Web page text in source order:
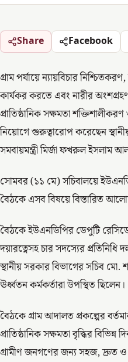
Share Facebook
গ্রাম পর্যায়ে ন্যায়বিচার
কার্যকর করতে এবং নারীর
প্রাতিষ্ঠানিক সক্ষমতা
নিয়োগে গুরুত্বারোপ করেছেন
সমবায়মন্ত্রী মির্জা ফখরুল ইসলাম
সোমবর (১১ মে) সচিবালয়ে
বৈঠকে এসব বিষয়ে বিস্তারিত
বৈঠকে ইউএনডিপির ডেপুটি
দয়ারত্নেসহ চার সদস্যের
স্থানীয় সরকার বিভাগের সচিব মো.
ঊর্ধ্বতন কর্মকর্তারা উপস্থিত ছিলেন।
বৈঠকে গ্রাম আদালত প্রকল্পের
প্রাতিষ্ঠানিক সক্ষমতা বৃদ্ধির
গ্রামীণ জনগণের জন্য সহজ, দ্রুত ও